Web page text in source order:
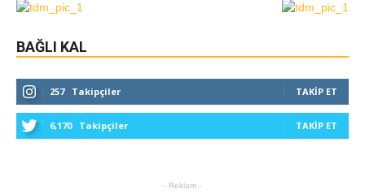
BAĞLI KAL
257 Takipçiler TAKIP ET
6,170 Takipçiler TAKIP ET
- Reklam -